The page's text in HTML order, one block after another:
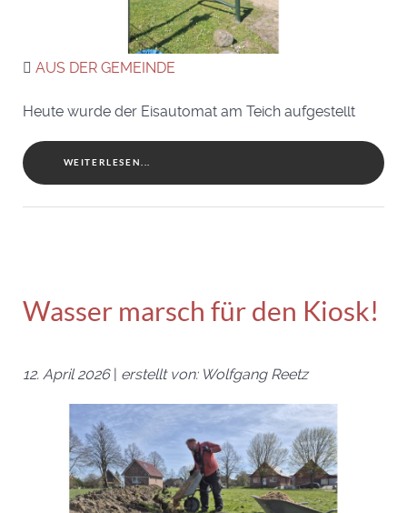
AUS DER GEMEINDE
Heute wurde der Eisautomat am Teich aufgestellt
WEITERLESEN...
Wasser marsch für den Kiosk!
12. April 2026 | erstellt von: Wolfgang Reetz